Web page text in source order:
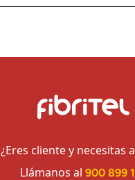
¿Eres cliente y necesitas
Llámanos al 900 899